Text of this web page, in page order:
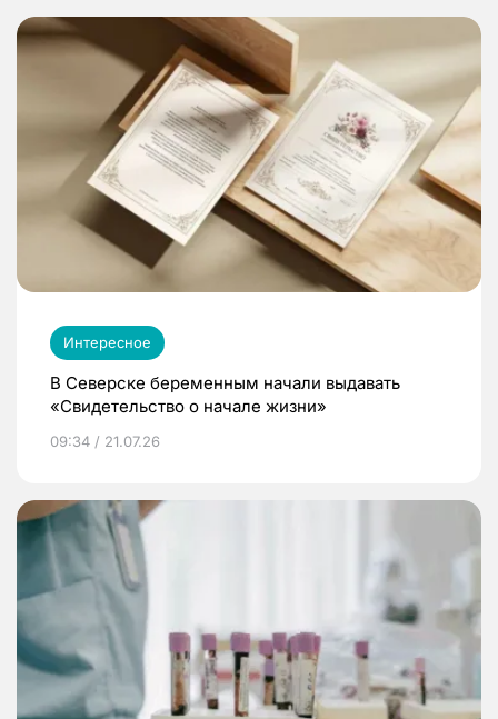
Интересное
В Северске беременным начали выдавать
«Свидетельство о начале жизни»
09:34 / 21.07.26